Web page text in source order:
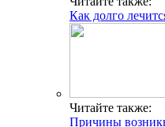
Как долго
Читайте также:
Причины